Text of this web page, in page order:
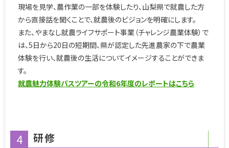
現場を見学、農作業の一部を体験したり、山梨県で就農した方
から直接話を聞くことで、就農後のビジョンを明確にします。
また、やまなし就農ライフサポート事業（チャレンジ農業体験）で
は、5日から20日の短期間、県が認定した先進農家の下で農業
体験を行い、就農後の生活についてイメージすることができま
す。
就農魅力体験バスツアーの令和6年度のレポートはこちら
4 研修